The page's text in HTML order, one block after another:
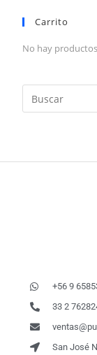
Carrito
No hay productos
+56 9
33 2
San José